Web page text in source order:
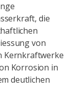
die
von
Kernkraftwerke
Korrosion in
deutlichen